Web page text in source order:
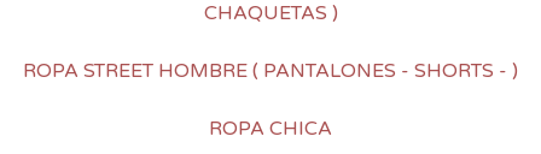
CHAQUETAS )
ROPA STREET HOMBRE ( PANTALONES - SHORTS - )
ROPA CHICA